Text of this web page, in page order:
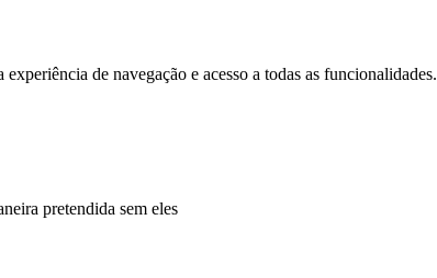
de navegação e acesso a todas as funcionalidades.
pretendida sem eles